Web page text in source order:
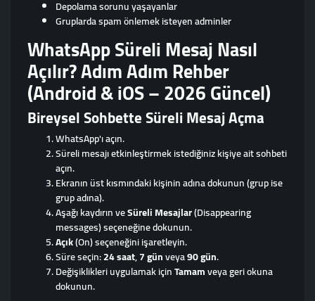
Depolama sorunu yaşayanlar
Gruplarda spam önlemek isteyen adminler
WhatsApp Süreli Mesaj Nasıl
Açılır? Adım Adım Rehber
(Android & iOS – 2026 Güncel)
Bireysel Sohbette Süreli Mesaj Açma
WhatsApp'ı açın.
Süreli mesajı etkinleştirmek istediğiniz kişiye ait sohbeti
açın.
Ekranın üst kısmındaki kişinin adına dokunun (grup ise
grup adına).
Aşağı kaydırın veSüreli Mesajlar(Disappearing
messages) seçeneğine dokunun.
Açık(On) seçeneğini işaretleyin.
Süre seçin:24 saat,7 günveya90 gün.
Değişiklikleri uygulamak içinTamamveya geri okuna
dokunun.